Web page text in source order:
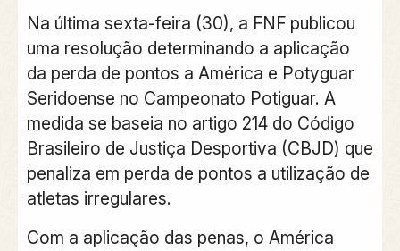
Na última sexta-feira (30), a FNF publicou
uma resolução determinando a aplicação
da perda de pontos a América e Potyguar
Seridoense no Campeonato Potiguar. A
medida se baseia no artigo 214 do Código
Brasileiro de Justiça Desportiva (CBJD) que
penaliza em perda de pontos a utilização de
atletas irregulares.
Com a aplicação das penas, o América